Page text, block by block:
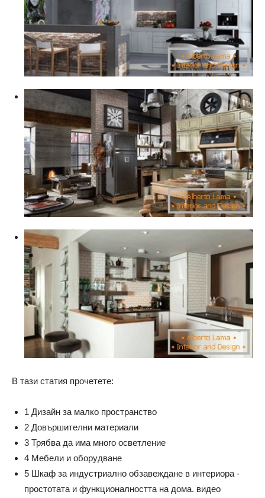
В тази статия прочетете:
1 Дизайн за малко пространство
2 Довършителни материали
3 Трябва да има много осветление
4 Мебели и оборудване
5 Шкаф за индустриално обзавеждане в интериора -
простотата и функционалността на дома. видео